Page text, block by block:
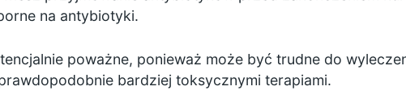
na antybiotyki.
poważne, ponieważ może być trudne do
bardziej toksycznymi terapiami.